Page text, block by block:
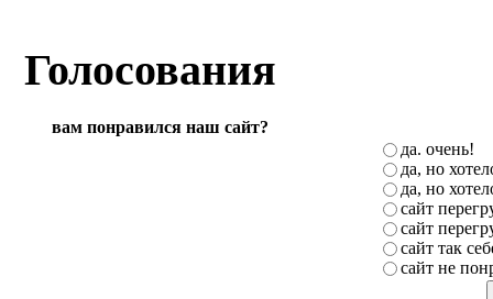
Голосования
вам понравился наш сайт?
да. очень!
да, но
да, но
сайт
сайт
сайт так
сайт не